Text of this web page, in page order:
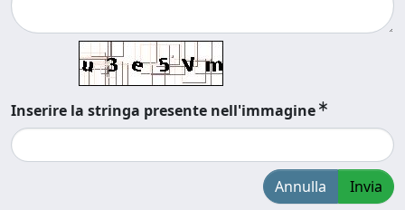
Inserire la stringa presente nell'immagine
Annulla Invia